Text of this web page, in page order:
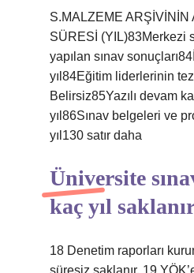
S.MALZEME ARŞİVİNİN
SÜRESİ (YIL)83Merkezi
yapılan sınav
yıl84Eğitim liderlerinin
Belirsiz85Yazılı devam
yıl86Sınav belgeleri ve
yıl130 satır daha
Üniversite
kaç yıl
18 Denetim raporları
süresiz saklanır. 19